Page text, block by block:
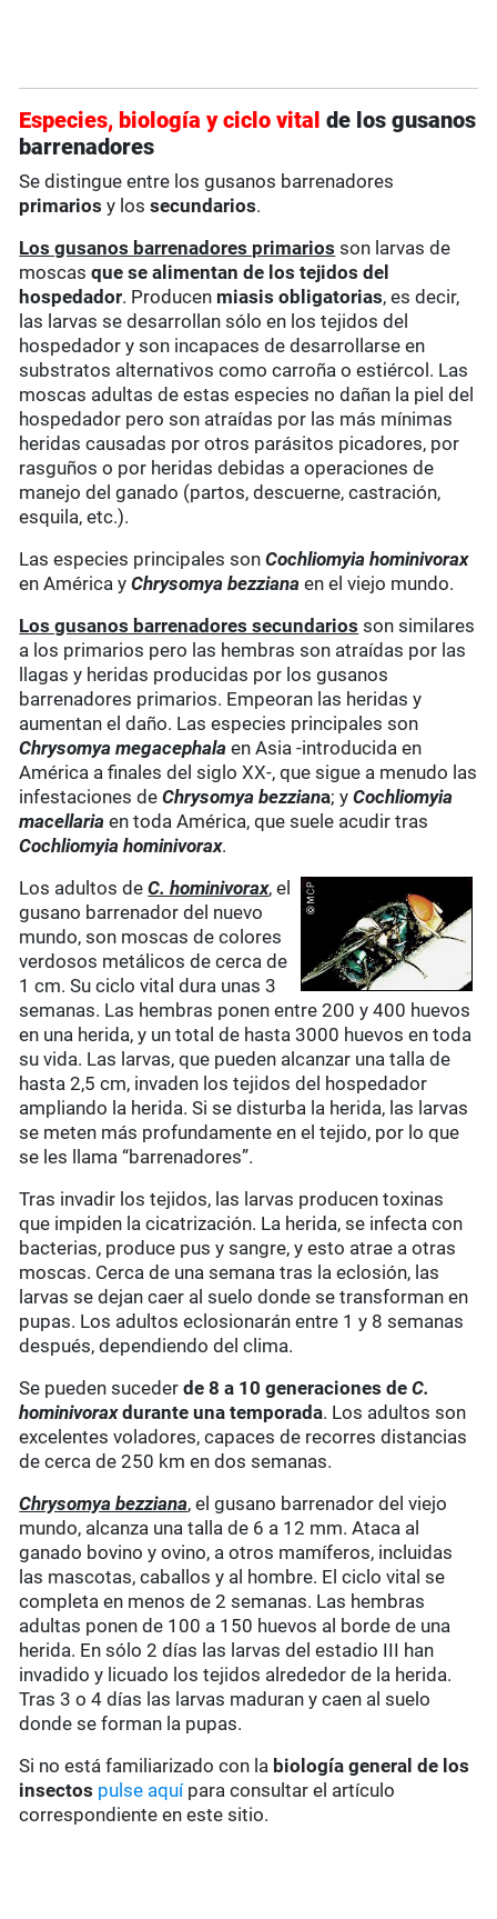
Especies, biología y ciclo vital de los gusanos
barrenadores
Se distingue entre los gusanos barrenadores
primarios y lossecundarios.
Los gusanos barrenadores primarios son larvas de
moscasque se alimentan de los tejidos del
hospedador. Producen miasis obligatorias, es decir,
las larvas se desarrollan sólo en los tejidos del
hospedador y son incapaces de desarrollarse en
substratos alternativos como carroña o estiércol. Las
moscas adultas de estas especies no dañan la piel del
hospedador pero son atraídas por las más mínimas
heridas causadas por otros parásitos picadores, por
rasguños o por heridas debidas a operaciones de
manejo del ganado (partos, descuerne, castración,
esquila, etc.).
Las especies principales sonCochliomyia hominivorax
en América yChrysomya bezziana en el viejo mundo.
Los gusanos barrenadores secundarios son similares
a los primarios pero las hembras son atraídas por las
llagas y heridas producidas por los gusanos
barrenadores primarios. Empeoran las heridas y
aumentan el daño. Las especies principales son
Chrysomya megacephala en Asia -introducida en
América a finales del siglo XX-, que sigue a menudo las
infestaciones deChrysomya bezziana; yCochliomyia
macellaria en toda América, que suele acudir tras
Cochliomyia hominivorax.
Los adultos deC. hominivorax, el
gusano barrenador del nuevo
mundo, son moscas de colores
verdosos metálicos de cerca de
1 cm. Su ciclo vital dura unas 3
semanas. Las hembras ponen entre 200 y 400 huevos
en una herida, y un total de hasta 3000 huevos en toda
su vida. Las larvas, que pueden alcanzar una talla de
hasta 2,5 cm, invaden los tejidos del hospedador
ampliando la herida. Si se disturba la herida, las larvas
se meten más profundamente en el tejido, por lo que
se les llama “barrenadores”.
Tras invadir los tejidos, las larvas producen toxinas
que impiden la cicatrización. La herida, se infecta con
bacterias, produce pus y sangre, y esto atrae a otras
moscas. Cerca de una semana tras la eclosión, las
larvas se dejan caer al suelo donde se transforman en
pupas. Los adultos eclosionarán entre 1 y 8 semanas
después, dependiendo del clima.
Se pueden sucederde 8 a 10 generaciones deC.
hominivoraxdurante una temporada. Los adultos son
excelentes voladores, capaces de recorres distancias
de cerca de 250 km en dos semanas.
Chrysomya bezziana, el gusano barrenador del viejo
mundo, alcanza una talla de 6 a 12 mm. Ataca al
ganado bovino y ovino, a otros mamíferos, incluidas
las mascotas, caballos y al hombre. El ciclo vital se
completa en menos de 2 semanas. Las hembras
adultas ponen de 100 a 150 huevos al borde de una
herida. En sólo 2 días las larvas del estadio III han
invadido y licuado los tejidos alrededor de la herida.
Tras 3 o 4 días las larvas maduran y caen al suelo
donde se forman la pupas.
Si no está familiarizado con la biología general de los
insectos pulse aquípara consultar el artículo
correspondiente en este sitio.